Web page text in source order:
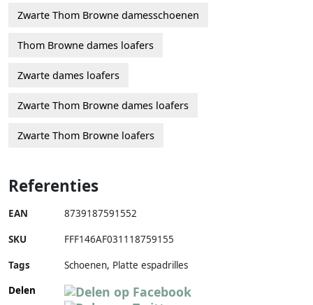
Zwarte Thom Browne damesschoenen
Thom Browne dames loafers
Zwarte dames loafers
Zwarte Thom Browne dames loafers
Zwarte Thom Browne loafers
Referenties
EAN 8739187591552
SKU FFF146AF031118759155
Tags
Schoenen, Platte espadrilles
Delen